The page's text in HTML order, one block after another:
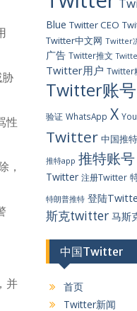
性
，
并
Blue Twitter CEO
Twitter中文网 Twitter
广告 Twitter推文
Twitter用户 Twitter
Twitter账号
验证 WhatsApp X
Twitter 中国推特
推特app 推特账号
Twitter 注册Twitter
特朗普推特 登陆
斯克twitter 马斯
中国Twitter
首页
Twitter新闻